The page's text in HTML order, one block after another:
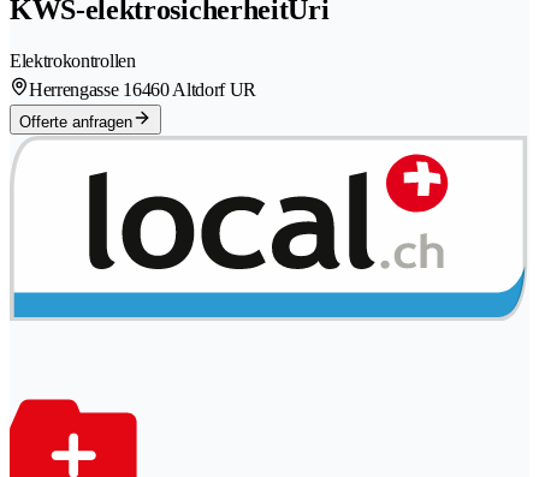
KWS-elektrosicherheitUri
Elektrokontrollen
Herrengasse 16460 Altdorf UR
Offerte anfragen